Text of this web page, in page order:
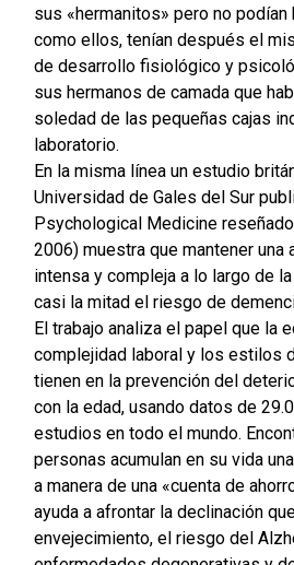
sus «hermanitos» pero no
como ellos, tenían después el
de desarrollo fisiológico y
sus hermanos de camada que
soledad de las pequeñas cajas
laboratorio.
En la misma línea un estudio
Universidad de Gales del Sur
Psychological Medicine
2006) muestra que mantener una
intensa y compleja a lo largo de
casi la mitad el riesgo de
El trabajo analiza el papel que la
complejidad laboral y los estilos
tienen en la prevención del
con la edad, usando datos de
estudios en todo el mundo.
personas acumulan en su vida
a manera de una «cuenta de
ayuda a afrontar la declinación
envejecimiento, el riesgo del